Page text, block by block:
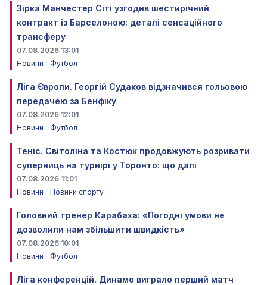
Зірка Манчестер Сіті узгодив шестирічний
контракт із Барселоною: деталі сенсаційного
трансферу
07.08.2026 13:01
Новини
Футбол
Ліга Європи. Георгій Судаков відзначився гольовою
передачею за Бенфіку
07.08.2026 12:01
Новини
Футбол
Теніс. Світоліна та Костюк продовжують розривати
суперниць на турнірі у Торонто: що далі
07.08.2026 11:01
Новини
Новини спорту
Головний тренер Карабаха: «Погодні умови не
дозволили нам збільшити швидкість»
07.08.2026 10:01
Новини
Футбол
Ліга конференцій. Динамо виграло перший матч